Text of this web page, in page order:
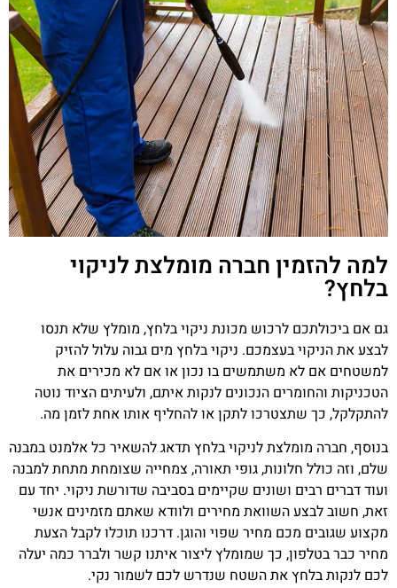
למה להזמין חברה מומלצת לניקוי
בלחץ?
גם אם ביכולתכם לרכוש מכונת ניקוי בלחץ, מומלץ שלא תנסו
לבצע את הניקוי בעצמכם. ניקוי בלחץ מים גבוה עלול להזיק
למשטחים אם לא משתמשים בו נכון או אם לא מכירים את
הטכניקות והחומרים הנכונים לנקות איתם, ולעיתים הציוד נוטה
להתקלקל, כך שתצטרכו לתקן או להחליף אותו אחת לזמן מה.
בנוסף, חברה מומלצת לניקוי בלחץ תדאג להשאיר כל אלמנט במבנה
שלם, וזה כולל חלונות, גופי תאורה, צמחייה שצומחת מתחת למבנה
ועוד דברים רבים ושונים שקיימים בסביבה שדורשת ניקוי. יחד עם
זאת, חשוב לבצע השוואת מחירים ולוודא שאתם מזמינים אנשי
מקצוע שגובים מכם מחיר שפוי והוגן. דרכנו תוכלו לקבל הצעת
מחיר כבר בטלפון, כך שמומלץ ליצור איתנו קשר ולברר כמה יעלה
לכם לנקות בלחץ את השטח שנדרש לכם לשמור נקי.